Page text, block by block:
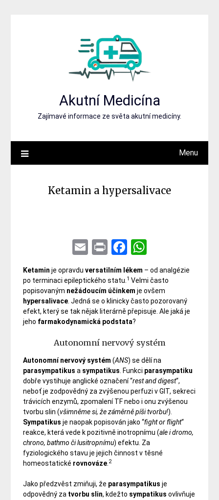
Akutní Medicína
Zajímavé informace ze světa akutní medicíny.
Menu
Ketamin a hypersalivace
EmailPrintFacebook
Ketamin je opravduversatilním lékem – od analgézie
po terminaci epileptického statu. 1 Velmi často
popisovaným nežádoucím účinkem je ovšem
hypersalivace . Jedná se o klinicky často pozorovaný
efekt, který se tak nějak literárně přepisuje. Ale jaká je
jeho farmakodynamická podstata?
Autonomní nervový systém
Autonomní nervový systém (ANS) se dělí na
parasympatikus a sympatikus . Funkci parasympatiku
dobře vystihuje anglické označení “rest and digest“,
neboť je zodpovědný za zvýšenou perfuzi v GIT, sekreci
trávicích enzymů, zpomalení TF nebo i onu zvýšenou
tvorbu slin (všimněme si, že záměrně píši tvorbu!).
Sympatikus je naopak popisován jako “fight or flight“
reakce, která vede k pozitivně inotropnímu (ale i dromo,
chrono, bathmo či lusitropnímu) efektu. Za
fyziologického stavu je jejich činnost v těsné
homeostatické rovnováze 2
Jako předzvěst zmiňuji, že parasympatikus je
odpovědný za tvorbu slin, kdežto sympatikus ovlivňuje